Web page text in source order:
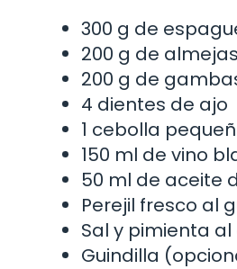
300 g de
200 g de
200 g de
4 dientes de ajo
1 cebolla
150 ml de vino
50 ml de aceite
Perejil fresco al
Sal y pimienta
Guindilla